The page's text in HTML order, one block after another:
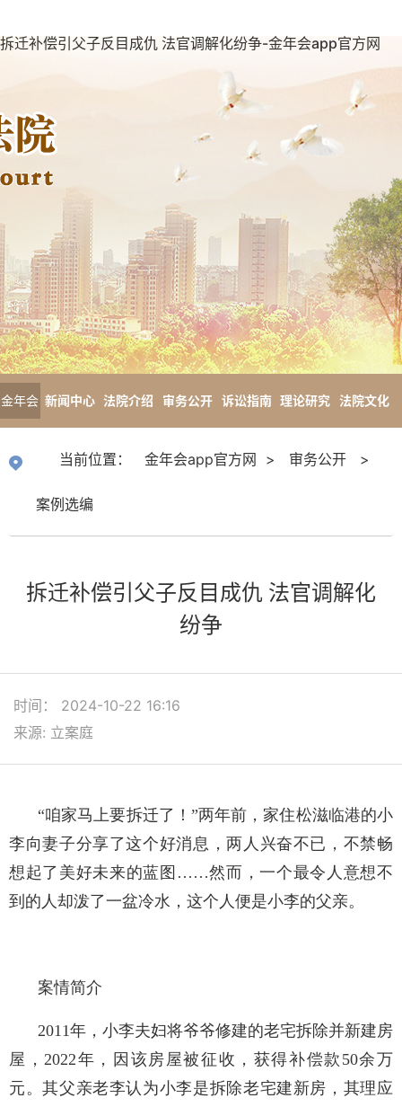
拆迁补偿引父子反目成仇 法官调解化纷争-金年会app官方网
金年会
方网
新闻中心 法院介绍 审务公开 诉讼指南 理论研究 法院文化
当前位置： 金年会app官方网 > 审务公开 >
案例选编
拆迁补偿引父子反目成仇 法官调解化
纷争
时间： 2024-10-22 16:16
来源: 立案庭
“咱家马上要拆迁了！”两年前，家住松滋临港的小
李向妻子分享了这个好消息，两人兴奋不已，不禁畅
想起了美好未来的蓝图……然而，一个最令人意想不
到的人却泼了一盆冷水，这个人便是小李的父亲。
案情简介
2011年，小李夫妇将爷爷修建的老宅拆除并新建房
屋，2022年，因该房屋被征收，获得补偿款50余万
元。其父亲老李认为小李是拆除老宅建新房，其理应